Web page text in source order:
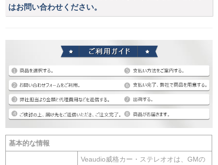
はお問い合わせください。
基本的な情報
Veaudio威格カー・ステレオオは、GMの